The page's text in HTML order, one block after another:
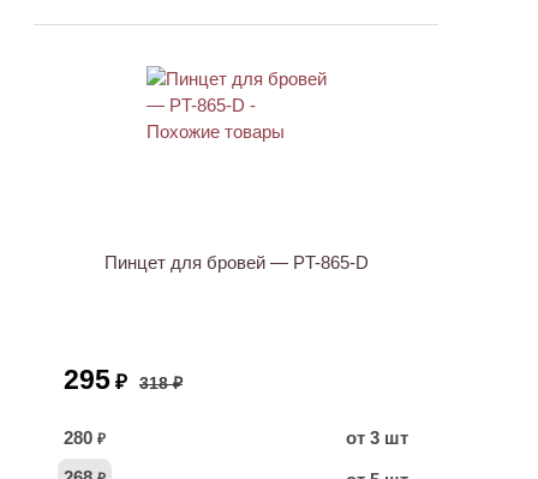
Пинцет для бровей — PT-865-D
295 ₽ 318 ₽
280 ₽
от 3 шт